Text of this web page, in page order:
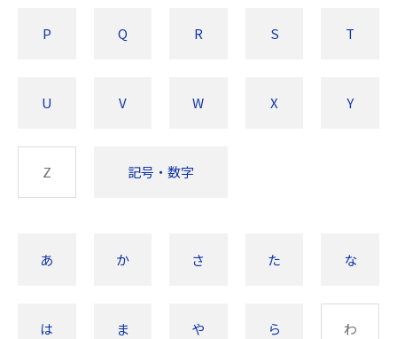
P Q R S T
U V W X Y
Z 記号・数字
あ か さ た な
は ま や ら わ